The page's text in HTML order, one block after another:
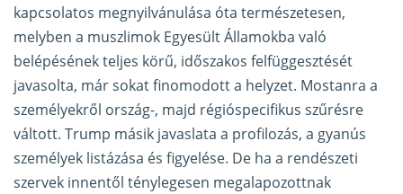
kapcsolatos megnyilvánulása óta természetesen,
melyben a muszlimok Egyesült Államokba való
belépésének teljes körű, időszakos felfüggesztését
javasolta, már sokat finomodott a helyzet. Mostanra a
személyekről ország-, majd régióspecifikus szűrésre
váltott. Trump másik javaslata a profilozás, a gyanús
személyek listázása és figyelése. De ha a rendészeti
szervek innentől ténylegesen megalapozottnak